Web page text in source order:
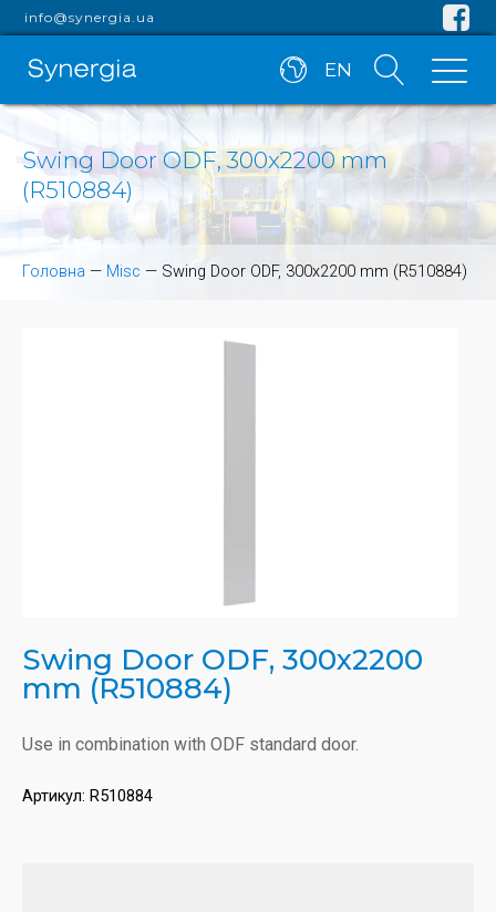
info@synergia.ua
EN
Swing Door ODF, 300x2200 mm
(R510884)
Головна — Misc — Swing Door ODF, 300x2200 mm (R510884)
Swing Door ODF, 300x2200
mm (R510884)
Use in combination with ODF standard door.
Артикул: R510884